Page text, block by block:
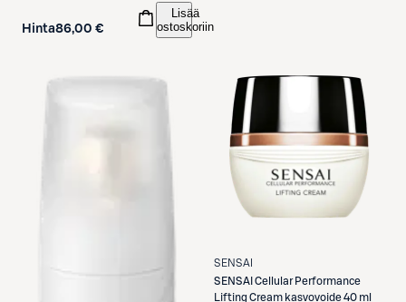
Hinta86,00 €
Lisää
ostoskoriin
SENSAI
SENSAI Cellular Performance
Lifting Cream kasvovoide 40 ml